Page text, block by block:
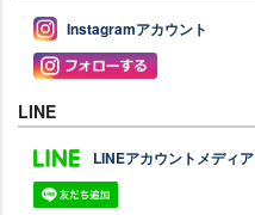
Instagramアカウント
LINE
LINEアカウントメディア